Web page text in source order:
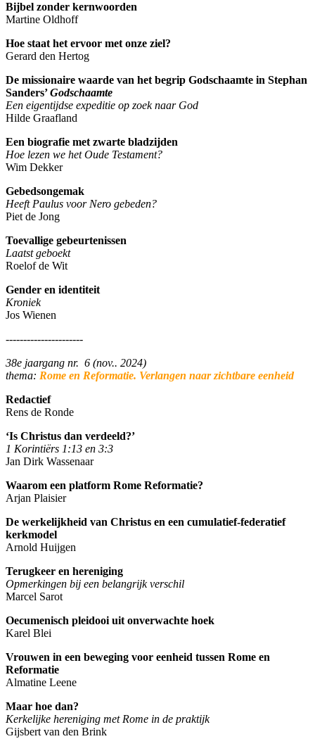
Bijbel zonder kernwoorden
Martine Oldhoff
Hoe staat het ervoor met onze ziel?
Gerard den Hertog
De missionaire waarde van het begrip Godschaamte in Stephan
Sanders’Godschaamte
Een eigentijdse expeditie op zoek naar God
Hilde Graafland
Een biografie met zwarte bladzijden
Hoe lezen we het Oude Testament?
Wim Dekker
Gebedsongemak
Heeft Paulus voor Nero gebeden?
Piet de Jong
Toevallige gebeurtenissen
Laatst geboekt
Roelof de Wit
Gender en identiteit
Kroniek
Jos Wienen
----------------------
38e jaargang nr. 6 (nov.. 2024)
thema: Rome en Reformatie. Verlangen naar zichtbare eenheid
Redactief
Rens de Ronde
‘Is Christus dan verdeeld?’
1 Korintiërs 1:13 en 3:3
Jan Dirk Wassenaar
Waarom een platform Rome Reformatie?
Arjan Plaisier
De werkelijkheid van Christus en een cumulatief-federatief
kerkmodel
Arnold Huijgen
Terugkeer en hereniging
Opmerkingen bij een belangrijk verschil
Marcel Sarot
Oecumenisch pleidooi uit onverwachte hoek
Karel Blei
Vrouwen in een beweging voor eenheid tussen Rome en
Reformatie
Almatine Leene
Maar hoe dan?
Kerkelijke hereniging met Rome in de praktijk
Gijsbert van den Brink